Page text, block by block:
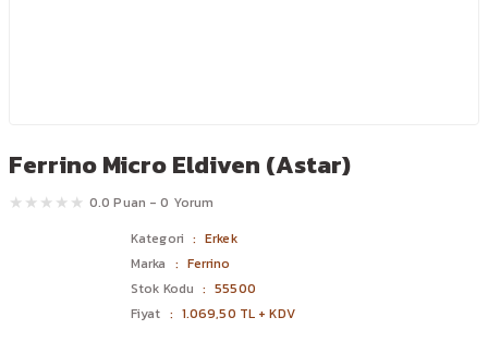
Ferrino Micro Eldiven (Astar)
0.0 Puan - 0 Yorum
Kategori
Erkek
Marka
Ferrino
Stok Kodu
55500
Fiyat
1.069,50 TL + KDV